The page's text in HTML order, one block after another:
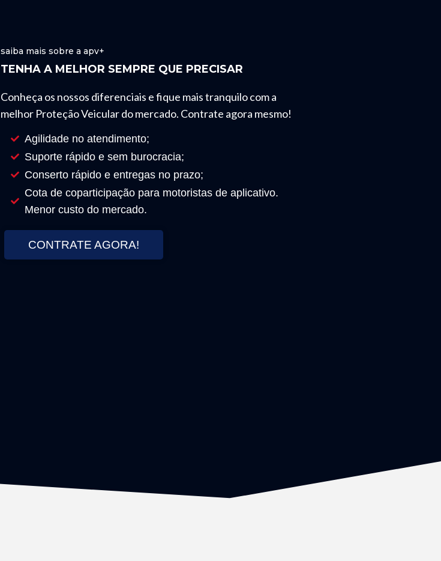
saiba mais sobre a apv+
TENHA A MELHOR SEMPRE QUE PRECISAR
Conheça os nossos diferenciais e fique mais tranquilo com a
melhor Proteção Veicular do mercado. Contrate agora mesmo!
Agilidade no atendimento;
Suporte rápido e sem burocracia;
Conserto rápido e entregas no prazo;
Cota de coparticipação para motoristas de aplicativo.
Menor custo do mercado.
CONTRATE AGORA!